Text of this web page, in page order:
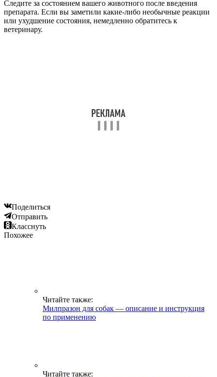
Следите за состоянием вашего животного после введения
препарата. Если вы заметили какие-либо необычные реакции
или ухудшение состояния, немедленно обратитесь к
ветеринару.
Поделиться
Отправить
Класснуть
Похожее
Читайте также:
Милпразон для собак — описание и инструкция
по применению
Читайте также: